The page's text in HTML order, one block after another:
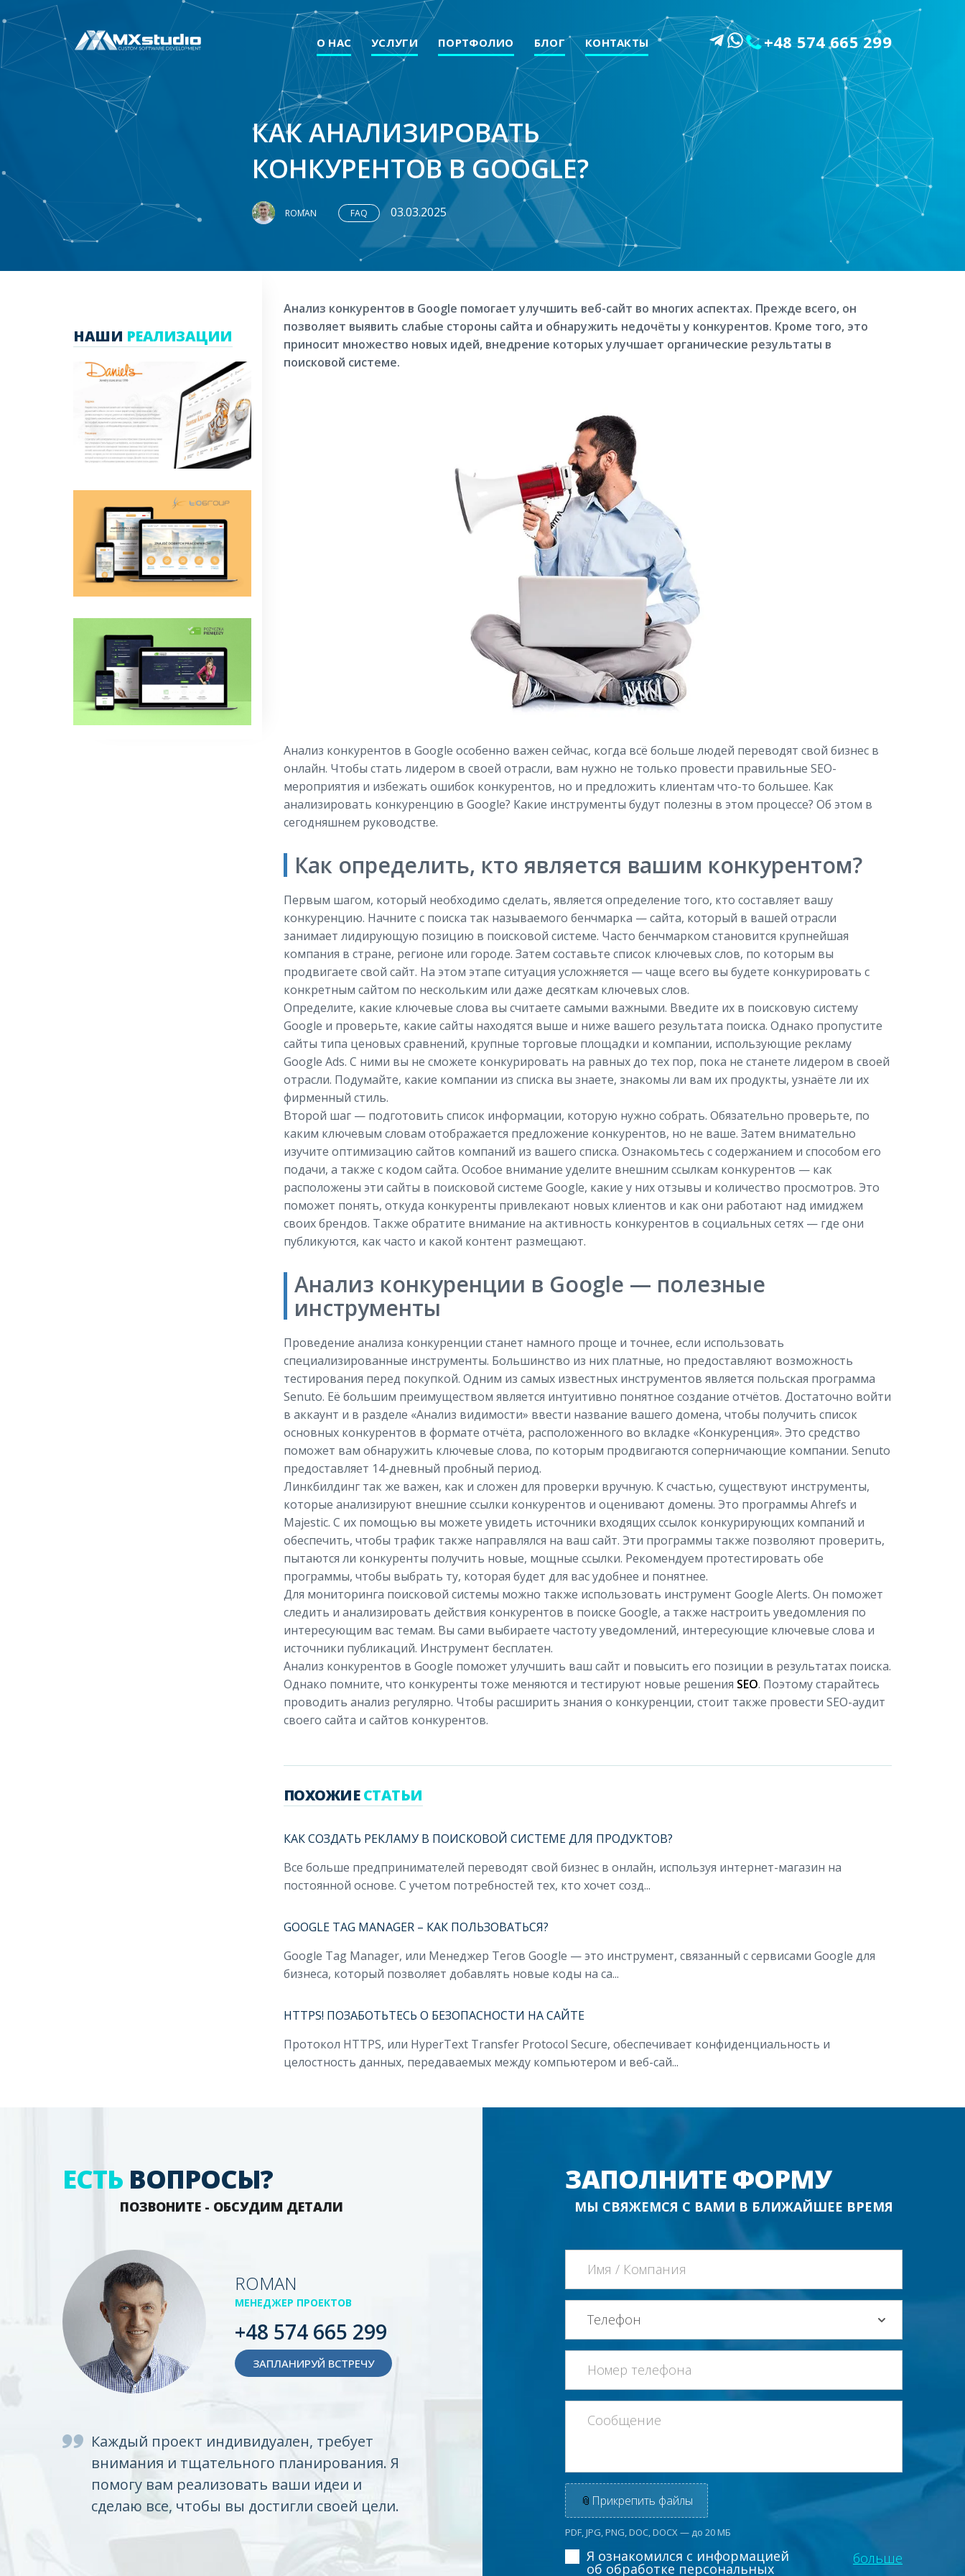
О НАС УСЛУГИ ПОРТФОЛИО БЛОГ КОНТАКТЫ +48 574 665 299
КАК АНАЛИЗИРОВАТЬ
КОНКУРЕНТОВ В GOOGLE?
ROMAN FAQ 03.03.2025
Анализ конкурентов в Google помогает улучшить веб-сайт во многих аспектах. Прежде всего, он
позволяет выявить слабые стороны сайта и обнаружить недочёты у конкурентов. Кроме того, это
приносит множество новых идей, внедрение которых улучшает органические результаты в
поисковой системе.
Анализ конкурентов в Google особенно важен сейчас, когда всё больше людей переводят свой бизнес в
онлайн. Чтобы стать лидером в своей отрасли, вам нужно не только провести правильные SEO-
мероприятия и избежать ошибок конкурентов, но и предложить клиентам что-то большее. Как
анализировать конкуренцию в Google? Какие инструменты будут полезны в этом процессе? Об этом в
сегодняшнем руководстве.
Как определить, кто является вашим конкурентом?
Первым шагом, который необходимо сделать, является определение того, кто составляет вашу
конкуренцию. Начните с поиска так называемого бенчмарка — сайта, который в вашей отрасли
занимает лидирующую позицию в поисковой системе. Часто бенчмарком становится крупнейшая
компания в стране, регионе или городе. Затем составьте список ключевых слов, по которым вы
продвигаете свой сайт. На этом этапе ситуация усложняется — чаще всего вы будете конкурировать с
конкретным сайтом по нескольким или даже десяткам ключевых слов.
Определите, какие ключевые слова вы считаете самыми важными. Введите их в поисковую систему
Google и проверьте, какие сайты находятся выше и ниже вашего результата поиска. Однако пропустите
сайты типа ценовых сравнений, крупные торговые площадки и компании, использующие рекламу
Google Ads. С ними вы не сможете конкурировать на равных до тех пор, пока не станете лидером в своей
отрасли. Подумайте, какие компании из списка вы знаете, знакомы ли вам их продукты, узнаёте ли их
фирменный стиль.
Второй шаг — подготовить список информации, которую нужно собрать. Обязательно проверьте, по
каким ключевым словам отображается предложение конкурентов, но не ваше. Затем внимательно
изучите оптимизацию сайтов компаний из вашего списка. Ознакомьтесь с содержанием и способом его
подачи, а также с кодом сайта. Особое внимание уделите внешним ссылкам конкурентов — как
расположены эти сайты в поисковой системе Google, какие у них отзывы и количество просмотров. Это
поможет понять, откуда конкуренты привлекают новых клиентов и как они работают над имиджем
своих брендов. Также обратите внимание на активность конкурентов в социальных сетях — где они
публикуются, как часто и какой контент размещают.
Анализ конкуренции в Google — полезные
инструменты
Проведение анализа конкуренции станет намного проще и точнее, если использовать
специализированные инструменты. Большинство из них платные, но предоставляют возможность
тестирования перед покупкой. Одним из самых известных инструментов является польская программа
Senuto. Её большим преимуществом является интуитивно понятное создание отчётов. Достаточно войти
в аккаунт и в разделе «Анализ видимости» ввести название вашего домена, чтобы получить список
основных конкурентов в формате отчёта, расположенного во вкладке «Конкуренция». Это средство
поможет вам обнаружить ключевые слова, по которым продвигаются соперничающие компании. Senuto
предоставляет 14-дневный пробный период.
Линкбилдинг так же важен, как и сложен для проверки вручную. К счастью, существуют инструменты,
которые анализируют внешние ссылки конкурентов и оценивают домены. Это программы Ahrefs и
Majestic. С их помощью вы можете увидеть источники входящих ссылок конкурирующих компаний и
обеспечить, чтобы трафик также направлялся на ваш сайт. Эти программы также позволяют проверить,
пытаются ли конкуренты получить новые, мощные ссылки. Рекомендуем протестировать обе
программы, чтобы выбрать ту, которая будет для вас удобнее и понятнее.
Для мониторинга поисковой системы можно также использовать инструмент Google Alerts. Он поможет
следить и анализировать действия конкурентов в поиске Google, а также настроить уведомления по
интересующим вас темам. Вы сами выбираете частоту уведомлений, интересующие ключевые слова и
источники публикаций. Инструмент бесплатен.
Анализ конкурентов в Google поможет улучшить ваш сайт и повысить его позиции в результатах поиска.
Однако помните, что конкуренты тоже меняются и тестируют новые решения SEO. Поэтому старайтесь
проводить анализ регулярно. Чтобы расширить знания о конкуренции, стоит также провести SEO-аудит
своего сайта и сайтов конкурентов.
ПОХОЖИЕСТАТЬИ
КАК СОЗДАТЬ РЕКЛАМУ В ПОИСКОВОЙ СИСТЕМЕ ДЛЯ ПРОДУКТОВ?
Все больше предпринимателей переводят свой бизнес в онлайн, используя интернет-магазин на
постоянной основе. С учетом потребностей тех, кто хочет созд...
GOOGLE TAG MANAGER – КАК ПОЛЬЗОВАТЬСЯ?
Google Tag Manager, или Менеджер Тегов Google — это инструмент, связанный с сервисами Google для
бизнеса, который позволяет добавлять новые коды на са...
HTTPS! ПОЗАБОТЬТЕСЬ О БЕЗОПАСНОСТИ НА САЙТЕ
Протокол HTTPS, или HyperText Transfer Protocol Secure, обеспечивает конфиденциальность и
целостность данных, передаваемых между компьютером и веб-сай...
НАШИ РЕАЛИЗАЦИИ
ЕСТЬ ВОПРОСЫ?
ПОЗВОНИТЕ - ОБСУДИМ ДЕТАЛИ
ROMAN
МЕНЕДЖЕР ПРОЕКТОВ
+48 574 665 299
ЗАПЛАНИРУЙ ВСТРЕЧУ
Каждый проект индивидуален, требует
внимания и тщательного планирования. Я
помогу вам реализовать ваши идеи и
сделаю все, чтобы вы достигли своей цели.
ЗАПОЛНИТЕ ФОРМУ
МЫ СВЯЖЕМСЯ С ВАМИ В БЛИЖАЙШЕЕ ВРЕМЯ
📎 Прикрепить файлы
PDF, JPG, PNG, DOC, DOCX — до 20 МБ
больше
Я ознакомился с информацией
об обработке персональных